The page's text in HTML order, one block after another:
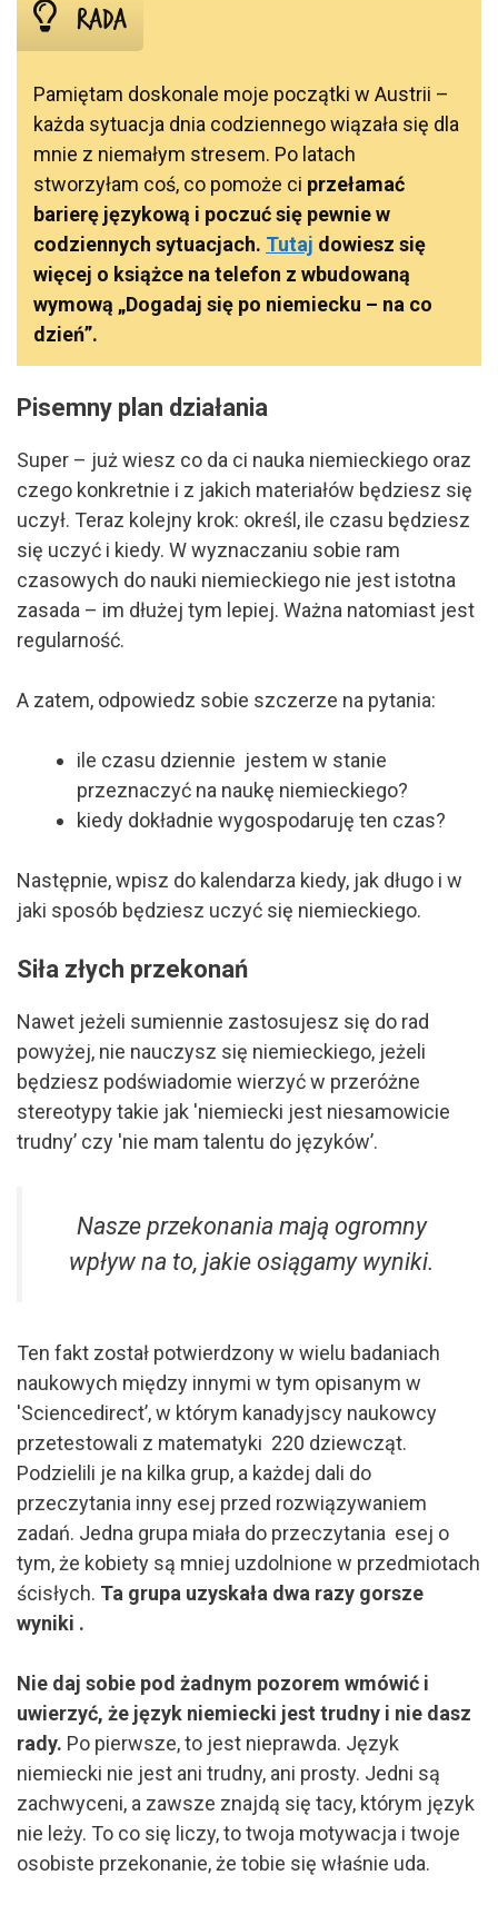
rada
Pamiętam doskonale moje początki w Austrii –
każda sytuacja dnia codziennego wiązała się dla
mnie z niemałym stresem. Po latach
stworzyłam coś, co pomoże ci przełamać
barierę językową i poczuć się pewnie w
codziennych sytuacjach. Tutaj dowiesz się
więcej o książce na telefon z wbudowaną
wymową „Dogadaj się po niemiecku – na co
dzień”.
Pisemny plan działania
Super – już wiesz co da ci nauka niemieckiego oraz
czego konkretnie i z jakich materiałów będziesz się
uczył. Teraz kolejny krok: określ, ile czasu będziesz
się uczyć i kiedy. W wyznaczaniu sobie ram
czasowych do nauki niemieckiego nie jest istotna
zasada – im dłużej tym lepiej. Ważna natomiast jest
regularność.
A zatem, odpowiedz sobie szczerze na pytania:
ile czasu dziennie jestem w stanie
przeznaczyć na naukę niemieckiego?
kiedy dokładnie wygospodaruję ten czas?
Następnie, wpisz do kalendarza kiedy, jak długo i w
jaki sposób będziesz uczyć się niemieckiego.
Siła złych przekonań
Nawet jeżeli sumiennie zastosujesz się do rad
powyżej, nie nauczysz się niemieckiego, jeżeli
będziesz podświadomie wierzyć w przeróżne
stereotypy takie jak 'niemiecki jest niesamowicie
trudny’ czy 'nie mam talentu do języków’.
Nasze przekonania mają ogromny
wpływ na to, jakie osiągamy wyniki.
Ten fakt został potwierdzony w wielu badaniach
naukowych między innymi w tym opisanym w
'Sciencedirect’, w którym kanadyjscy naukowcy
przetestowali z matematyki 220 dziewcząt.
Podzielili je na kilka grup, a każdej dali do
przeczytania inny esej przed rozwiązywaniem
zadań. Jedna grupa miała do przeczytania esej o
tym, że kobiety są mniej uzdolnione w przedmiotach
ścisłych. Ta grupa uzyskała dwa razy gorsze
wyniki .
Nie daj sobie pod żadnym pozorem wmówić i
uwierzyć, że język niemiecki jest trudny i nie dasz
rady. Po pierwsze, to jest nieprawda. Język
niemiecki nie jest ani trudny, ani prosty. Jedni są
zachwyceni, a zawsze znajdą się tacy, którym język
nie leży. To co się liczy, to twoja motywacja i twoje
osobiste przekonanie, że tobie się właśnie uda.